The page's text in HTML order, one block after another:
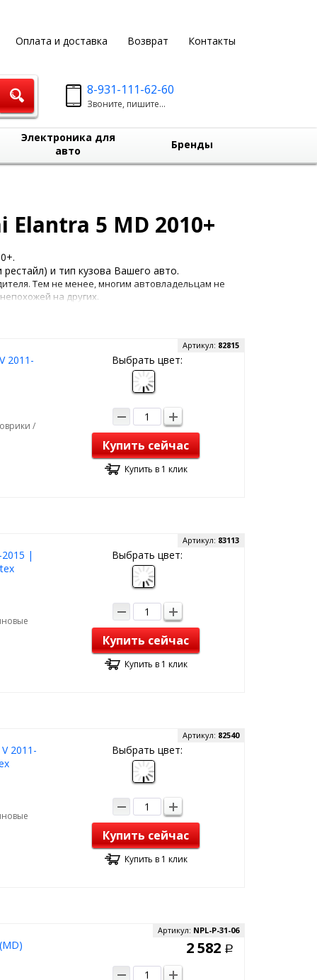
Оплата и доставка Возврат Контакты
8-931-111-62-60
Звоните, пишите...
Электроника для
авто
Бренды
5 MD 2010+
и тип кузова Вашего авто.
Тем не менее, многим автовладельцам не
на других.
2011-
Артикул: 82815
/
Выбрать цвет:
Купить сейчас
Купить в 1 клик
2015 |
Артикул: 83113
Выбрать цвет:
Купить сейчас
Купить в 1 клик
2011-
Артикул: 82540
Выбрать цвет:
Купить сейчас
Купить в 1 клик
Артикул: NPL-P-31-06
2 582 Р